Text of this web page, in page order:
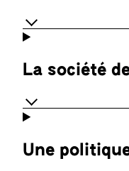
La société
Une